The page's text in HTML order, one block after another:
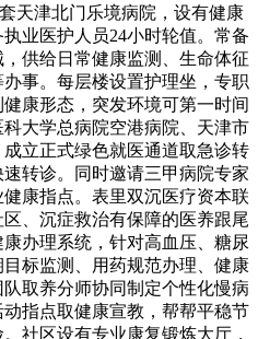
天津北门乐境病院，设有健康
业医护人员24小时轮值。常备
供给日常健康监测、生命体征
事。每层楼设置护理坐，专职
康形态，突发环境可第一时间
大学总病院空港病院、天津市
立正式绿色就医通道取急诊转
转诊。同时邀请三甲病院专家
康指点。表里双沉医疗资本联
、沉症救治有保障的医养跟尾
办理系统，针对高血压、糖尿
标监测、用药规范办理、健康
取养分师协同制定个性化慢病
指点取健康宣教，帮帮平稳节
社区设有专业康复锻炼大厅，